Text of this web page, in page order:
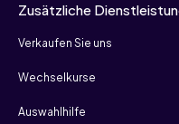
Zusätzliche
Verkaufen Sie uns
Wechselkurse
Auswahlhilfe